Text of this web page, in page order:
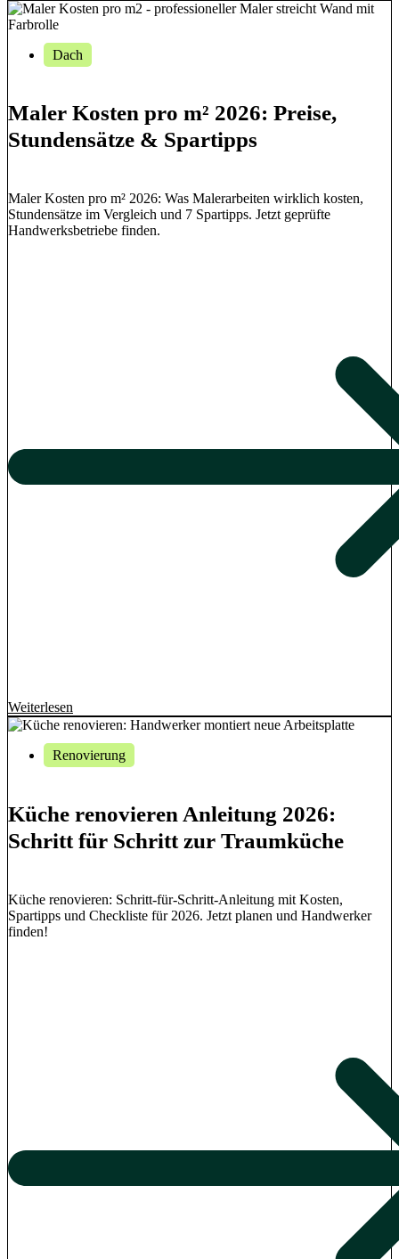
Dach
Maler Kosten pro m² 2026: Preise,
Stundensätze & Spartipps
Maler Kosten pro m² 2026: Was Malerarbeiten wirklich kosten,
Stundensätze im Vergleich und 7 Spartipps. Jetzt geprüfte
Handwerksbetriebe finden.
Weiterlesen
Renovierung
Küche renovieren Anleitung 2026:
Schritt für Schritt zur Traumküche
Küche renovieren: Schritt-für-Schritt-Anleitung mit Kosten,
Spartipps und Checkliste für 2026. Jetzt planen und Handwerker
finden!